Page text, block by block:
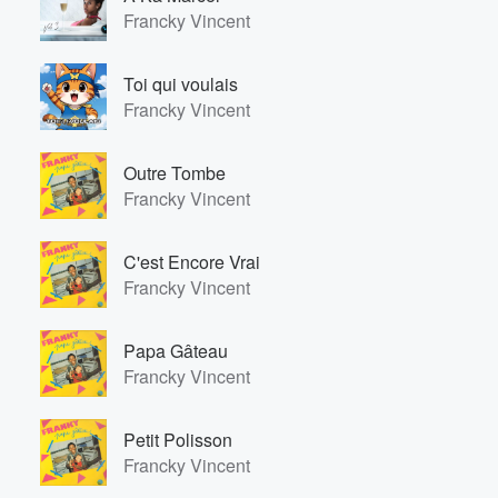
Francky Vincent
Toi qui voulais
Francky Vincent
Outre Tombe
Francky Vincent
C'est Encore Vrai
Francky Vincent
Papa Gâteau
Francky Vincent
Petit Polisson
Francky Vincent